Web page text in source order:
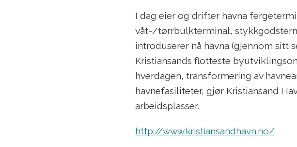
I dag eier og drifter havna
våt-/tørrbulkterminal,
introduserer nå havna (gjennom sitt
Kristiansands flotteste
hverdagen, transformering av
havnefasiliteter, gjør Kristiansand
arbeidsplasser.
http://www.kristiansandhavn.no/